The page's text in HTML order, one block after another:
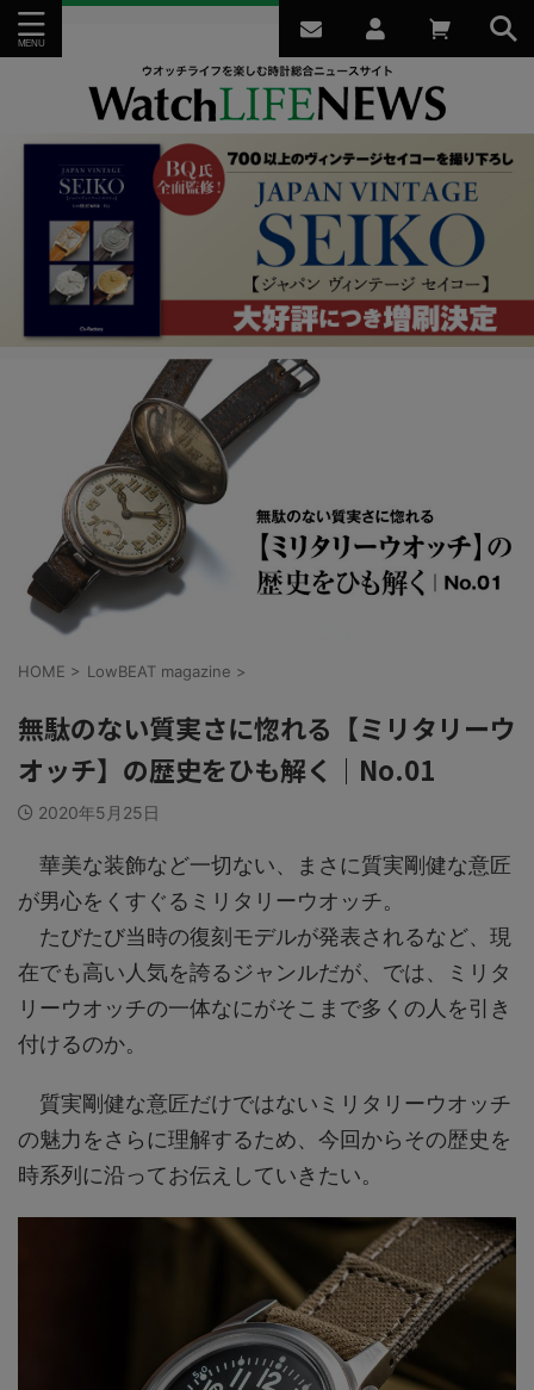
HOME > LowBEAT magazine >
無駄のない質実さに惚れる【ミリタリーウ
オッチ】の歴史をひも解く｜No.01
2020年5月25日
華美な装飾など一切ない、まさに質実剛健な意匠
が男心をくすぐるミリタリーウオッチ。
たびたび当時の復刻モデルが発表されるなど、現
在でも高い人気を誇るジャンルだが、では、ミリタ
リーウオッチの一体なにがそこまで多くの人を引き
付けるのか。
質実剛健な意匠だけではないミリタリーウオッチ
の魅力をさらに理解するため、今回からその歴史を
時系列に沿ってお伝えしていきたい。